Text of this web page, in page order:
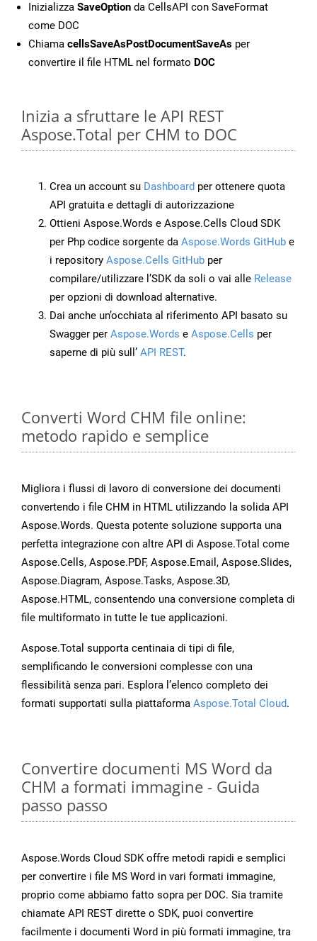
Inizializza SaveOption da CellsAPI con SaveFormat
come DOC
Chiama cellsSaveAsPostDocumentSaveAs per
convertire il file HTML nel formato DOC
Inizia a sfruttare le API REST
Aspose.Total per CHM to DOC
Crea un account su Dashboard per ottenere quota
API gratuita e dettagli di autorizzazione
Ottieni Aspose.Words e Aspose.Cells Cloud SDK
per Php codice sorgente da Aspose.Words GitHub e
i repository Aspose.Cells GitHub per
compilare/utilizzare l’SDK da soli o vai alle Release
per opzioni di download alternative.
Dai anche un’occhiata al riferimento API basato su
Swagger per Aspose.Words e Aspose.Cells per
saperne di più sull’ API REST.
Converti Word CHM file online:
metodo rapido e semplice
Migliora i flussi di lavoro di conversione dei documenti
convertendo i file CHM in HTML utilizzando la solida API
Aspose.Words. Questa potente soluzione supporta una
perfetta integrazione con altre API di Aspose.Total come
Aspose.Cells, Aspose.PDF, Aspose.Email, Aspose.Slides,
Aspose.Diagram, Aspose.Tasks, Aspose.3D,
Aspose.HTML, consentendo una conversione completa di
file multiformato in tutte le tue applicazioni.
Aspose.Total supporta centinaia di tipi di file,
semplificando le conversioni complesse con una
flessibilità senza pari. Esplora l’elenco completo dei
formati supportati sulla piattaforma Aspose.Total Cloud.
Convertire documenti MS Word da
CHM a formati immagine - Guida
passo passo
Aspose.Words Cloud SDK offre metodi rapidi e semplici
per convertire i file MS Word in vari formati immagine,
proprio come abbiamo fatto sopra per DOC. Sia tramite
chiamate API REST dirette o SDK, puoi convertire
facilmente i documenti Word in più formati immagine, tra